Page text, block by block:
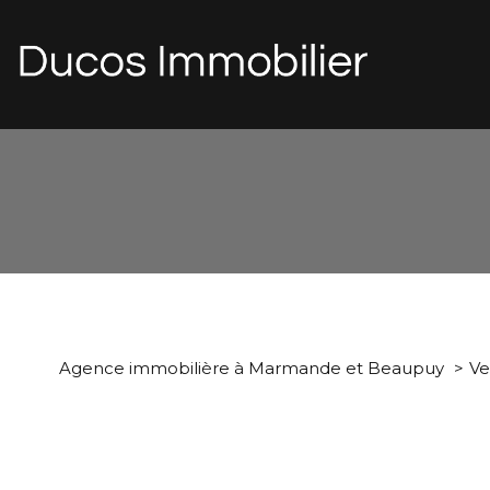
Agence immobilière à Marmande et Beaupuy